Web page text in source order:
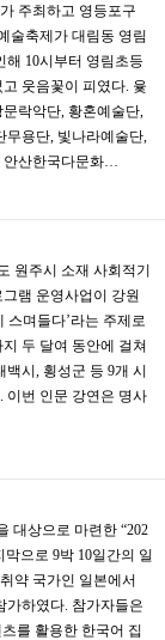
주최하고 영등포구
술축제가 대림동 영림
10시부터 영림초등
웃음꽃이 피였다. 윷
락악단, 황혼예술단,
용단, 빛나라예술단,
산한국다문화…
원주시 소재 사회적기
램 운영사업이 강원
스며들다’라는 주제로
두 달여 동안에 걸쳐
백시, 횡성군 등 9개 시
이번 인문 강연은 명사
대상으로 마련한 “202
으로 9박 10일간의 일
약 국가인 일본에서
가하였다. 참가자들은
를 활용한 한국어 집